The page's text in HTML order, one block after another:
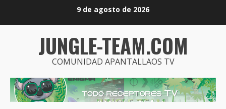
9 de agosto de 2026
JUNGLE-TEAM.COM
COMUNIDAD APANTALLAOS TV